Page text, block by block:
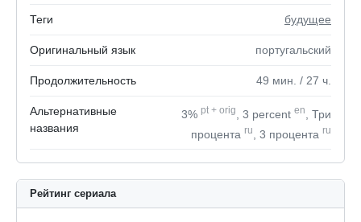
Теги будущее
Оригинальный язык португальский
Продолжительность 49 мин. / 27 ч.
Альтернативные
названия
3% pt + orig , 3 percent en
, Три
процента ru , 3 процента ru
Рейтинг сериала